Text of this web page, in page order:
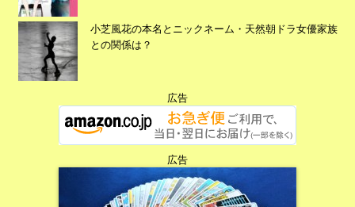
広告
小芝風花の本名とニックネーム・天然朝ドラ女優家族
との関係は？
広告
広告